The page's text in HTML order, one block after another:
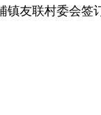
镇友联村委会签